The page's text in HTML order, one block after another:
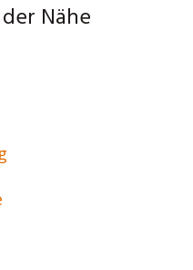
Nähe